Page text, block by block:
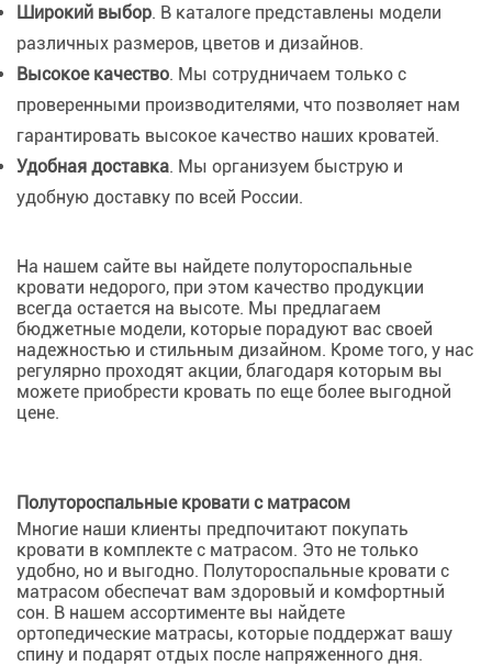
Широкий выбор. В каталоге представлены модели
различных размеров, цветов и дизайнов.
Высокое качество. Мы сотрудничаем только с
проверенными производителями, что позволяет нам
гарантировать высокое качество наших кроватей.
Удобная доставка. Мы организуем быструю и
удобную доставку по всей России.
На нашем сайте вы найдете полутороспальные
кровати недорого, при этом качество продукции
всегда остается на высоте. Мы предлагаем
бюджетные модели, которые порадуют вас своей
надежностью и стильным дизайном. Кроме того, у нас
регулярно проходят акции, благодаря которым вы
можете приобрести кровать по еще более выгодной
цене.
Полутороспальные кровати с матрасом
Многие наши клиенты предпочитают покупать
кровати в комплекте с матрасом. Это не только
удобно, но и выгодно. Полутороспальные кровати с
матрасом обеспечат вам здоровый и комфортный
сон. В нашем ассортименте вы найдете
ортопедические матрасы, которые поддержат вашу
спину и подарят отдых после напряженного дня.